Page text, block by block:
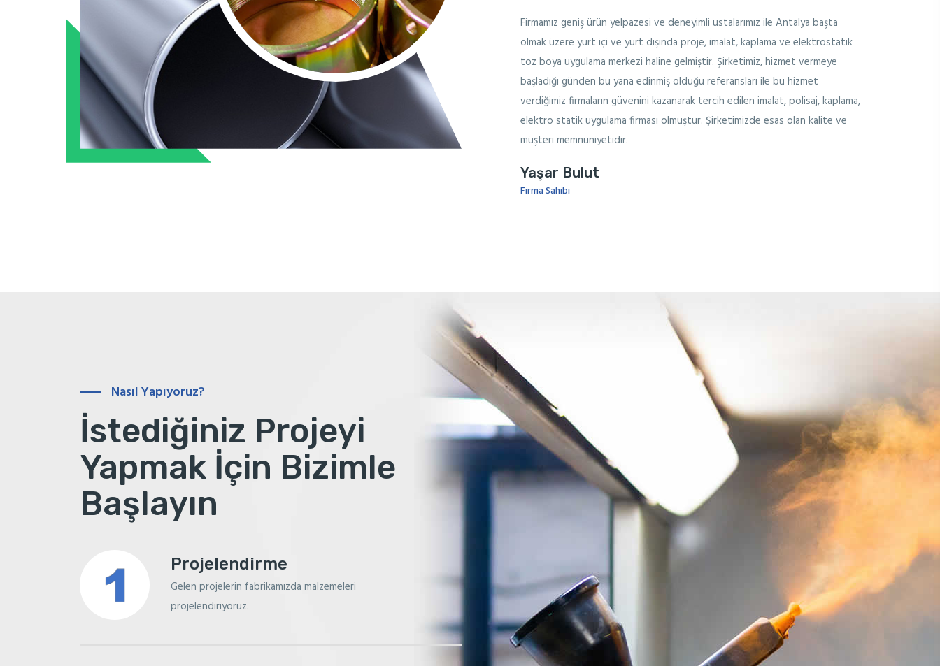
Firmamız geniş ürün yelpazesi ve deneyimli ustalarımız ile Antalya başta
olmak üzere yurt içi ve yurt dışında proje, imalat, kaplama ve elektrostatik
toz boya uygulama merkezi haline gelmiştir. Şirketimiz, hizmet vermeye
başladığı günden bu yana edinmiş olduğu referansları ile bu hizmet
verdiğimiz firmaların güvenini kazanarak tercih edilen imalat, polisaj, kaplama,
elektro statik uygulama firması olmuştur. Şirketimizde esas olan kalite ve
müşteri memnuniyetidir.
Yaşar Bulut
Firma Sahibi
Nasıl Yapıyoruz?
İstediğiniz Projeyi
Yapmak İçin Bizimle
Başlayın
Projelendirme
Gelen projelerin fabrikamızda malzemeleri
projelendiriyoruz.